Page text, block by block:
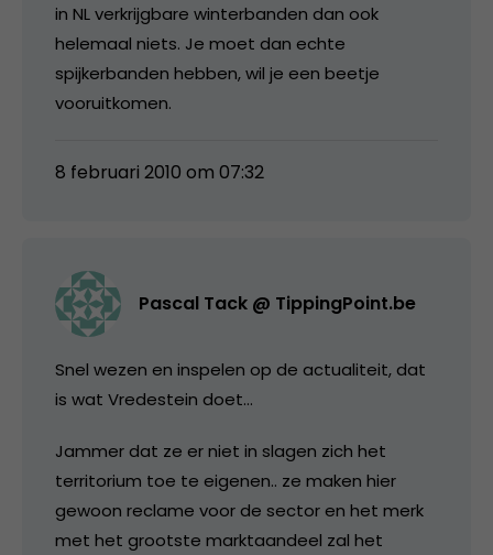
in NL verkrijgbare winterbanden dan ook
helemaal niets. Je moet dan echte
spijkerbanden hebben, wil je een beetje
vooruitkomen.
8 februari 2010 om 07:32
Pascal Tack @ TippingPoint.be
Snel wezen en inspelen op de actualiteit, dat
is wat Vredestein doet…
Jammer dat ze er niet in slagen zich het
territorium toe te eigenen.. ze maken hier
gewoon reclame voor de sector en het merk
met het grootste marktaandeel zal het